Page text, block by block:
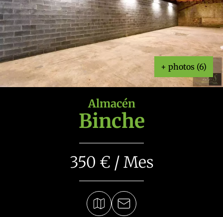
+ photos (6)
Almacén
Binche
350 € / Mes